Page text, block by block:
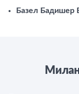
Базел Бадишер